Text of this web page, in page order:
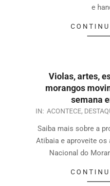
e
Violas, artes,
morangos
semana
IN: ACONTECE,
Saiba mais sobre a
Atibaia e aproveite os
Nacional do